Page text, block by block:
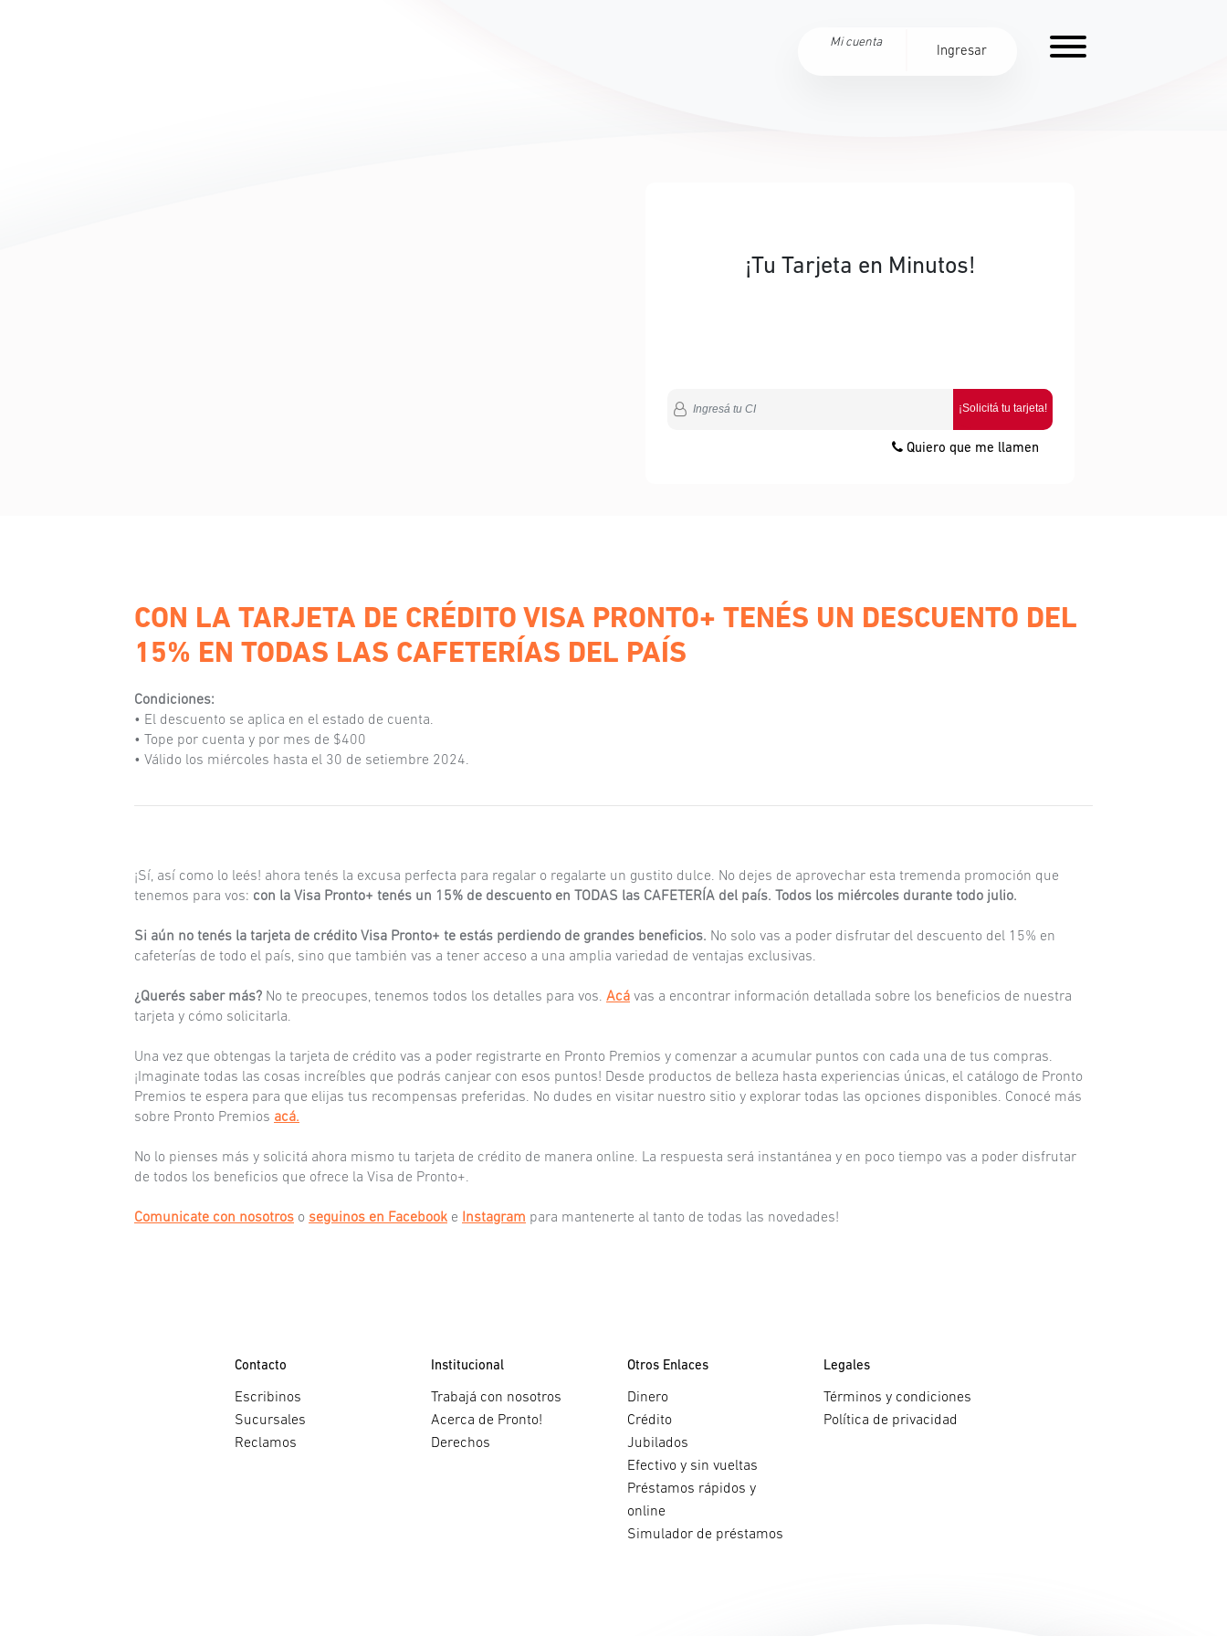
Mi cuenta
Ingresar
¡Tu Tarjeta en Minutos!
¡Solicitá tu tarjeta!
Quiero que me llamen
CON LA TARJETA DE CRÉDITO VISA PRONTO+ TENÉS UN DESCUENTO DEL
15% EN TODAS LAS CAFETERÍAS DEL PAÍS
Condiciones:
• El descuento se aplica en el estado de cuenta.
• Tope por cuenta y por mes de $400
• Válido los miércoles hasta el 30 de setiembre 2024.
¡Sí, así como lo leés! ahora tenés la excusa perfecta para regalar o regalarte un gustito dulce. No dejes de aprovechar esta tremenda promoción que
tenemos para vos: con la Visa Pronto+ tenés un 15% de descuento en TODAS las CAFETERÍA del país. Todos los miércoles durante todo julio.
Si aún no tenés la tarjeta de crédito Visa Pronto+ te estás perdiendo de grandes beneficios. No solo vas a poder disfrutar del descuento del 15% en
cafeterías de todo el país, sino que también vas a tener acceso a una amplia variedad de ventajas exclusivas.
¿Querés saber más? No te preocupes, tenemos todos los detalles para vos. Acá vas a encontrar información detallada sobre los beneficios de nuestra
tarjeta y cómo solicitarla.
Una vez que obtengas la tarjeta de crédito vas a poder registrarte en Pronto Premios y comenzar a acumular puntos con cada una de tus compras.
¡Imaginate todas las cosas increíbles que podrás canjear con esos puntos! Desde productos de belleza hasta experiencias únicas, el catálogo de Pronto
Premios te espera para que elijas tus recompensas preferidas. No dudes en visitar nuestro sitio y explorar todas las opciones disponibles. Conocé más
sobre Pronto Premios acá.
No lo pienses más y solicitá ahora mismo tu tarjeta de crédito de manera online. La respuesta será instantánea y en poco tiempo vas a poder disfrutar
de todos los beneficios que ofrece la Visa de Pronto+.
Comunicate con nosotros o seguinos en Facebook e Instagram para mantenerte al tanto de todas las novedades!
Contacto
Escribinos
Sucursales
Reclamos
Institucional
Trabajá con nosotros
Acerca de Pronto!
Derechos
Otros Enlaces
Dinero
Crédito
Jubilados
Efectivo y sin vueltas
Préstamos rápidos y
online
Simulador de préstamos
Legales
Términos y condiciones
Política de privacidad